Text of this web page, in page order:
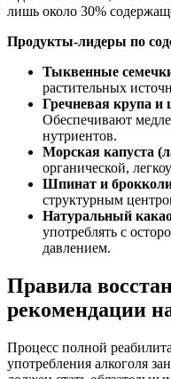
лишь около 30%
Продукты-лидеры по
Тыквенные
растительных
Гречневая крупа и
Обеспечивают
нутриентов.
Морская капуста
органической,
Шпинат и
структурным
Натуральный
употреблять с
давлением.
Правила
рекомендации
Процесс полной
употребления алкоголя